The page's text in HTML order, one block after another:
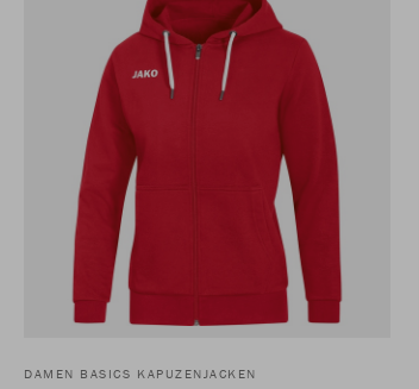
DAMEN BASICS KAPUZENJACKEN